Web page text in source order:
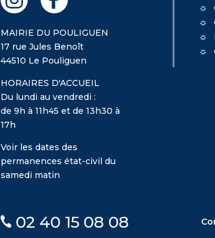
MAIRIE DU POULIGUEN
17 rue Jules Benoît
44510 Le Pouliguen
HORAIRES D'ACCUEIL
Du lundi au vendredi :
de 9h à 11h45 et de 13h30 à
17h
Voir les dates des
permanences état-civil du
samedi matin
02 40 15 08 08